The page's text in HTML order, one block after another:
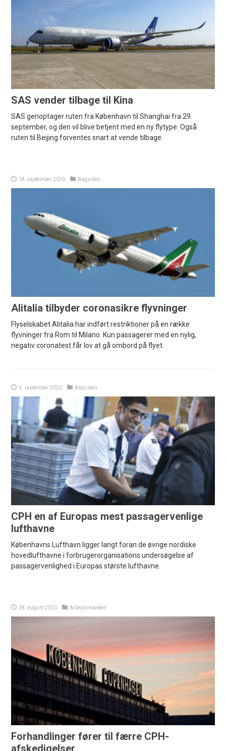
SAS vender tilbage til Kina
SAS genoptager ruten fra København til Shanghai fra 29.
september, og den vil blive betjent med en ny flytype. Også
ruten til Beijing forventes snart at vende tilbage.
18. september 2020 Bagsiden
Alitalia tilbyder coronasikre flyvninger
Flyselskabet Alitalia har indført restriktioner på en række
flyvninger fra Rom til Milano. Kun passagerer med en nylig,
negativ coronatest får lov at gå ombord på flyet.
3. september 2020 Bagsiden
CPH en af Europas mest passagervenlige
lufthavne
Københavns Lufthavn ligger langt foran de øvrige nordiske
hovedlufthavne i forbrugerorganisations undersøgelse af
passagervenlighed i Europas største lufthavne.
28. august 2020 Arbejdsmarked
Forhandlinger fører til færre CPH-